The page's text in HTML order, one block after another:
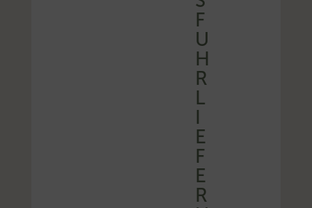
F
U
H
R
L
I
E
F
E
R